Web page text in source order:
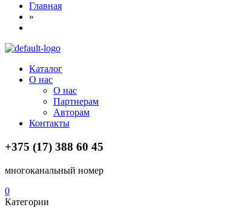
Главная
»
Menu
Каталог
О нас
О нас
Партнерам
Авторам
Контакты
+375 (17) 388 60 45
многоканальный номер
0
Категории